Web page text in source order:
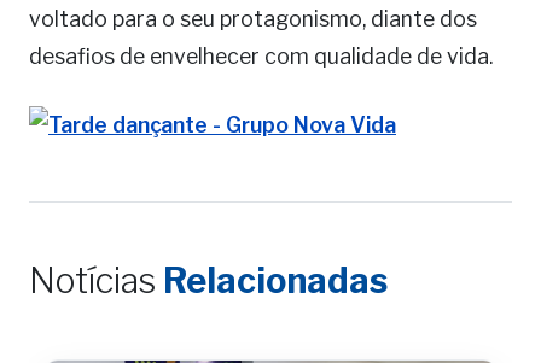
voltado para o seu protagonismo, diante dos
desafios de envelhecer com qualidade de vida.
Notícias Relacionadas